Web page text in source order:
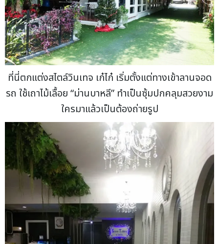
ที่นี่ตกแต่งสไตล์วินเทจ เก๋ไก๋ เริ่มตั้งแต่ทางเข้าลานจอด
รถ ใช้เถาไม้เลื้อย “ม่านบาหลี” ทำเป็นซุ้มปกคลุมสวยงาม
ใครมาแล้วเป็นต้องถ่ายรูป